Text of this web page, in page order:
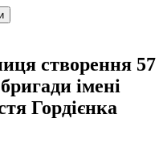
створення 57
імені
Гордієнка